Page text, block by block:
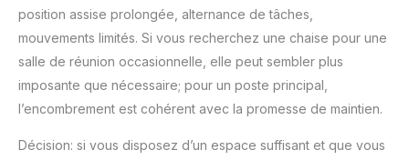
position assise prolongée, alternance de tâches,
mouvements limités. Si vous recherchez une chaise pour une
salle de réunion occasionnelle, elle peut sembler plus
imposante que nécessaire; pour un poste principal,
l’encombrement est cohérent avec la promesse de maintien.
Décision: si vous disposez d’un espace suffisant et que vous